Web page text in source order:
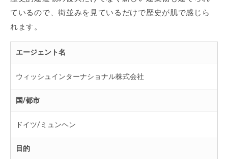
ているので、街並みを見ているだけで歴史が肌で感じら
れます。
エージェント名
ウィッシュインターナショナル株式会社
国/都市
ドイツ/ミュンヘン
目的